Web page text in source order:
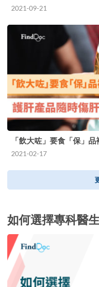
2021-09-21
「飲大咗」要食「保」
2021-02-17
如何選擇專科醫生